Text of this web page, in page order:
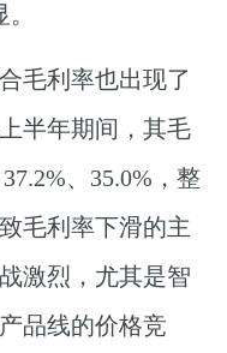
利率也出现了
半年期间，其毛
、35.0%，整
毛利率下滑的主
激烈，尤其是智
品线的价格竞